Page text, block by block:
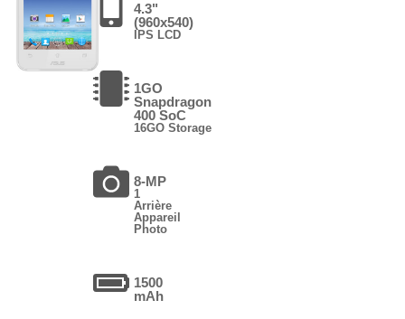
4.3"
(960x540)
IPS LCD
1GO
Snapdragon
400 SoC
16GO Storage
8-MP
1
Arrière
Appareil
Photo
1500
mAh